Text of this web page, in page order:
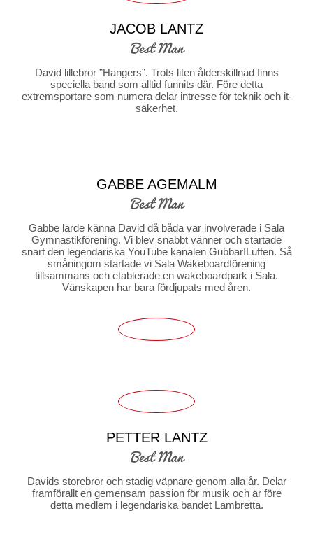
JACOB LANTZ
Best Man
David lillebror ”Hangers”. Trots liten ålderskillnad finns
speciella band som alltid funnits där. Före detta
extremsportare som numera delar intresse för teknik och it-
säkerhet.
GABBE AGEMALM
Best Man
Gabbe lärde känna David då båda var involverade i Sala
Gymnastikförening. Vi blev snabbt vänner och startade
snart den legendariska YouTube kanalen GubbarILuften. Så
småningom startade vi Sala Wakeboardförening
tillsammans och etablerade en wakeboardpark i Sala.
Vänskapen har bara fördjupats med åren.
PETTER LANTZ
Best Man
Davids storebror och stadig väpnare genom alla år. Delar
framförallt en gemensam passion för musik och är före
detta medlem i legendariska bandet Lambretta.